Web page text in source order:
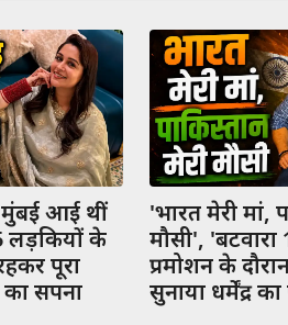
आई थीं
लड़कियों के
पूरा
सपना
'भारत मेरी मां,
मौसी',
प्रमोशन के
सुनाया धर्मेंद्र